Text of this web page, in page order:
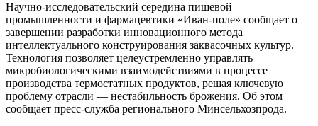
Научно-исследовательский середина пищевой
промышленности и фармацевтики «Иван-поле» сообщает о
завершении разработки инновационного метода
интеллектуального конструирования заквасочных культур.
Технология позволяет целеустремленно управлять
микробиологическими взаимодействиями в процессе
производства термостатных продуктов, решая ключевую
проблему отрасли — нестабильность брожения. Об этом
сообщает пресс-служба регионального Минсельхозпрода.